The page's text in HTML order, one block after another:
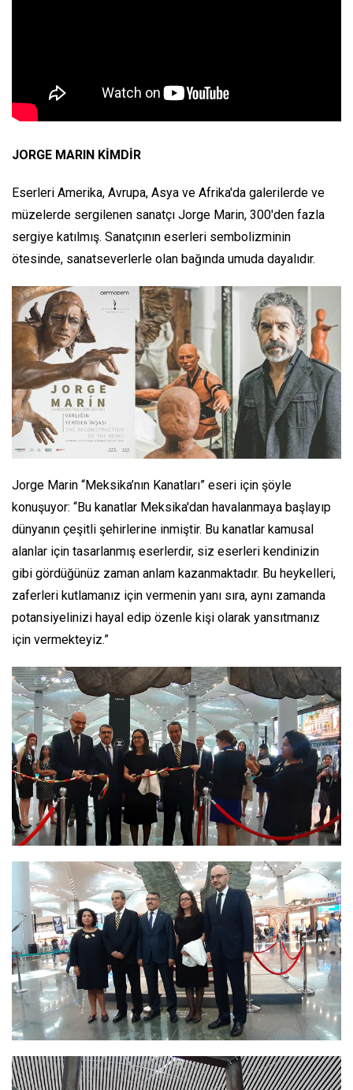
JORGE MARIN KİMDİR
Eserleri Amerika, Avrupa, Asya ve Afrika'da galerilerde ve
müzelerde sergilenen sanatçı Jorge Marin, 300'den fazla
sergiye katılmış. Sanatçının eserleri sembolizminin
ötesinde, sanatseverlerle olan bağında umuda dayalıdır.
Jorge Marin “Meksika’nın Kanatları” eseri için şöyle
konuşuyor: “Bu kanatlar Meksika'dan havalanmaya başlayıp
dünyanın çeşitli şehirlerine inmiştir. Bu kanatlar kamusal
alanlar için tasarlanmış eserlerdir, siz eserleri kendinizin
gibi gördüğünüz zaman anlam kazanmaktadır. Bu heykelleri,
zaferleri kutlamanız için vermenin yanı sıra, aynı zamanda
potansiyelinizi hayal edip özenle kişi olarak yansıtmanız
için vermekteyiz.”